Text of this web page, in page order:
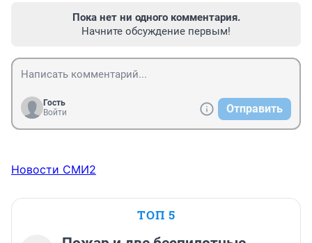
Пока нет ни одного комментария.
Начните обсуждение первым!
Гость
Войти
Отправить
Новости СМИ2
ТОП 5